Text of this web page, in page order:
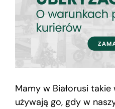
Mamy w Białorusi takie
używają go, gdy w